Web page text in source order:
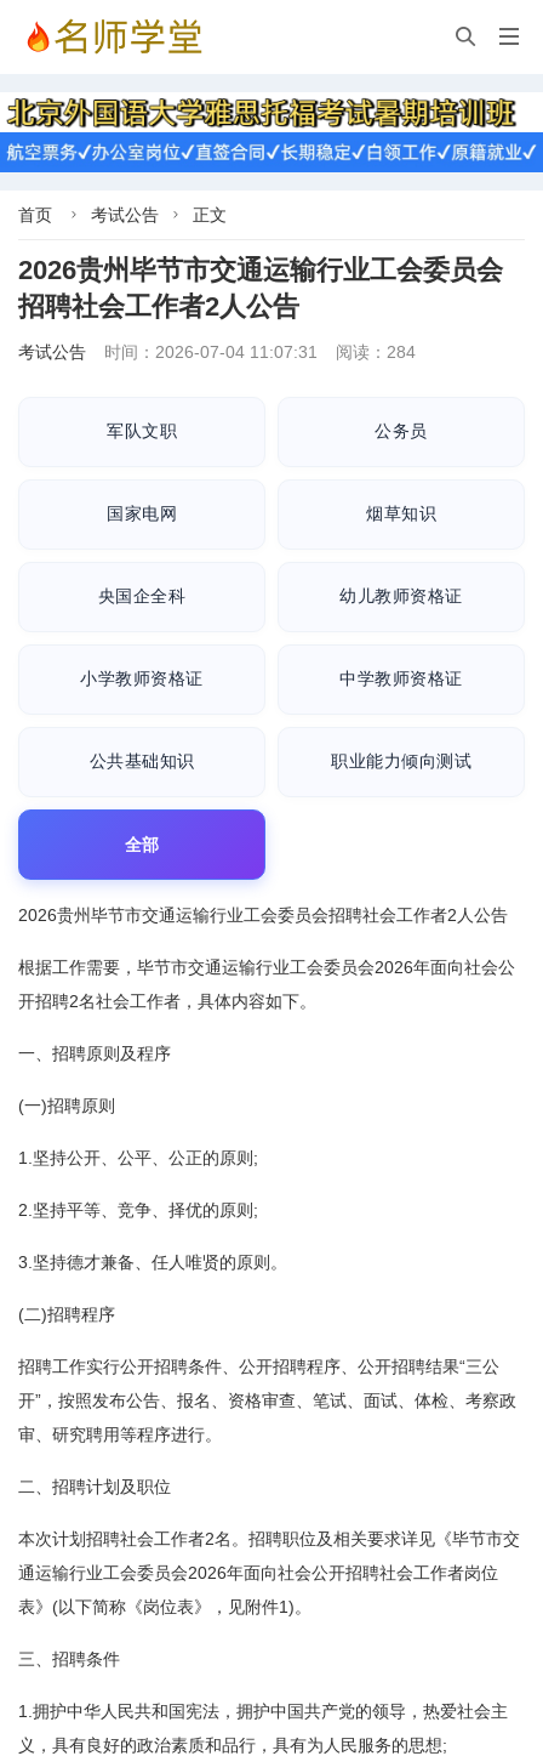


首页  考试公告  正文
2026贵州毕节市交通运输行业工会委员会
招聘社会工作者2人公告
考试公告 时间：2026-07-04 11:07:31 阅读：284
军队文职 公务员
国家电网 烟草知识
央国企全科 幼儿教师资格证
小学教师资格证 中学教师资格证
公共基础知识 职业能力倾向测试
全部
2026贵州毕节市交通运输行业工会委员会招聘社会工作者2人公告
根据工作需要，毕节市交通运输行业工会委员会2026年面向社会公
开招聘2名社会工作者，具体内容如下。
一、招聘原则及程序
(一)招聘原则
1.坚持公开、公平、公正的原则;
2.坚持平等、竞争、择优的原则;
3.坚持德才兼备、任人唯贤的原则。
(二)招聘程序
招聘工作实行公开招聘条件、公开招聘程序、公开招聘结果“三公
开”，按照发布公告、报名、资格审查、笔试、面试、体检、考察政
审、研究聘用等程序进行。
二、招聘计划及职位
本次计划招聘社会工作者2名。招聘职位及相关要求详见《毕节市交
通运输行业工会委员会2026年面向社会公开招聘社会工作者岗位
表》(以下简称《岗位表》，见附件1)。
三、招聘条件
1.拥护中华人民共和国宪法，拥护中国共产党的领导，热爱社会主
义，具有良好的政治素质和品行，具有为人民服务的思想;